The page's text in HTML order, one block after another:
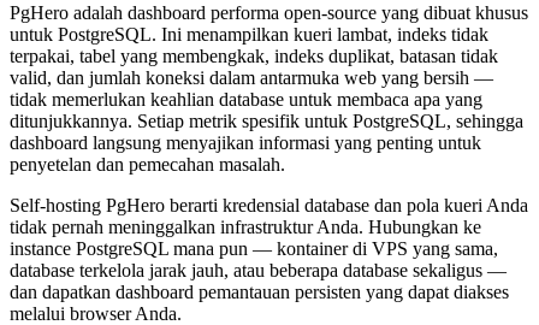
PgHero adalah dashboard performa open-source yang dibuat khusus
untuk PostgreSQL. Ini menampilkan kueri lambat, indeks tidak
terpakai, tabel yang membengkak, indeks duplikat, batasan tidak
valid, dan jumlah koneksi dalam antarmuka web yang bersih —
tidak memerlukan keahlian database untuk membaca apa yang
ditunjukkannya. Setiap metrik spesifik untuk PostgreSQL, sehingga
dashboard langsung menyajikan informasi yang penting untuk
penyetelan dan pemecahan masalah.
Self-hosting PgHero berarti kredensial database dan pola kueri Anda
tidak pernah meninggalkan infrastruktur Anda. Hubungkan ke
instance PostgreSQL mana pun — kontainer di VPS yang sama,
database terkelola jarak jauh, atau beberapa database sekaligus —
dan dapatkan dashboard pemantauan persisten yang dapat diakses
melalui browser Anda.